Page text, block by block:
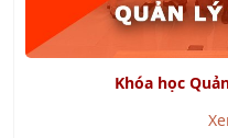
Khóa học